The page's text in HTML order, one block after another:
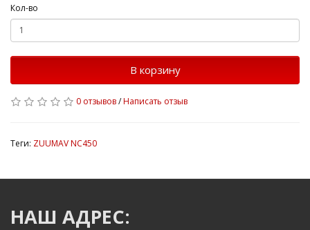
Кол-во
В корзину
0 отзывов/Написать отзыв
Теги: ZUUMAV NC450
НАШ АДРЕС: